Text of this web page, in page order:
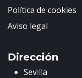
Política de cookies
Aviso legal
Dirección
Sevilla